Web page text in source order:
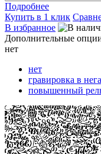
Подробнее
Купить в 1 клик
В избранное
Дополнительные
нет
нет
гравировка в
повышенный